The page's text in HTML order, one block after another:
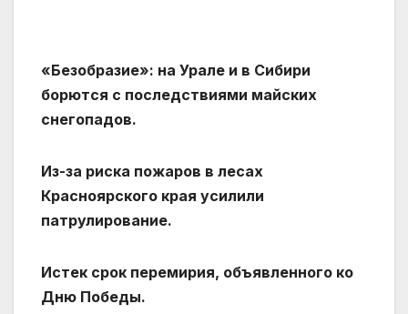
«Безобразие»: на Урале и в Сибири
борются с последствиями майских
снегопадов.
Из-за риска пожаров в лесах
Красноярского края усилили
патрулирование.
Истек срок перемирия, объявленного ко
Дню Победы.